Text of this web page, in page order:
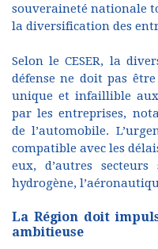
souveraineté nationale
la diversification des
Selon le CESER, la
défense ne doit pas
unique et infaillible
par les entreprises,
de l’automobile.
compatible avec les
eux, d’autres
hydrogène,
La Région doit
ambitieuse